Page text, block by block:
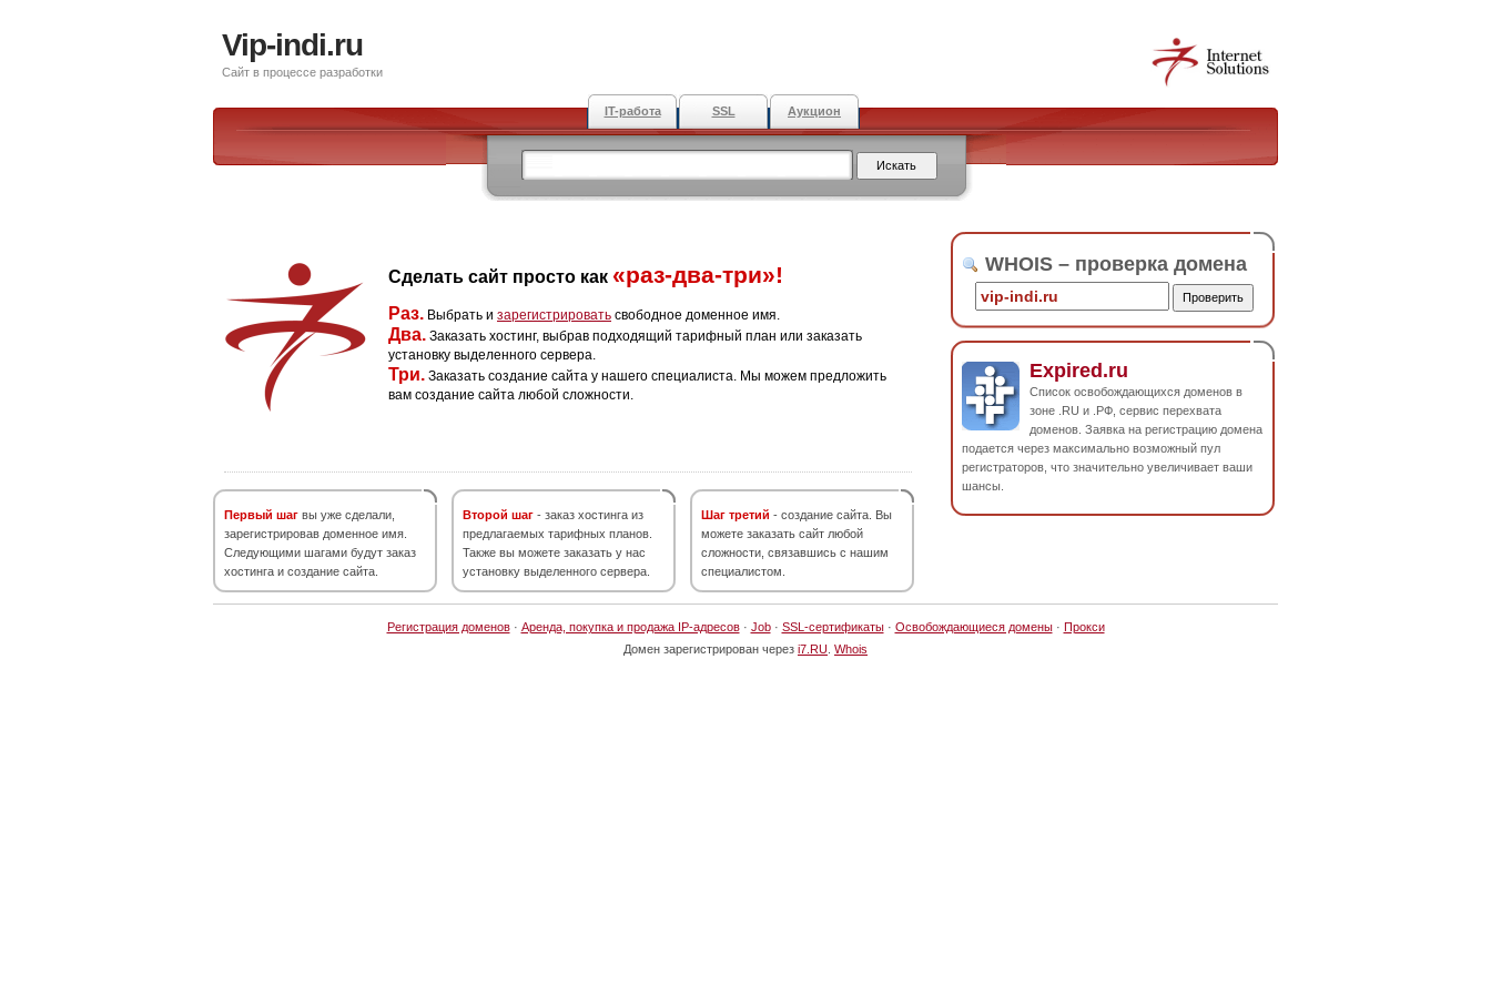
Vip-indi.ru
Сайт в процессе разработки
IT-работа SSL Аукцион
Сделать сайт просто как «раз-два-три»!
Раз. Выбрать и зарегистрировать свободное доменное имя.
Два. Заказать хостинг, выбрав подходящий тарифный план или заказать
установку выделенного сервера.
Три. Заказать создание сайта у нашего специалиста. Мы можем предложить
вам создание сайта любой сложности.
Первый шаг вы уже сделали,
зарегистрировав доменное имя.
Следующими шагами будут заказ
хостинга и создание сайта.
Второй шаг - заказ хостинга из
предлагаемых тарифных планов.
Также вы можете заказать у нас
установку выделенного сервера.
Шаг третий - создание сайта. Вы
можете заказать сайт любой
сложности, связавшись с нашим
специалистом.
WHOIS – проверка домена
Expired.ru
Список освобождающихся доменов в
зоне .RU и .РФ, сервис перехвата
доменов. Заявка на регистрацию домена
подается через максимально возможный пул
регистраторов, что значительно увеличивает ваши
шансы.
Регистрация доменов· Аренда, покупка и продажа IP-адресов· Job· SSL-сертификаты· Освобождающиеся домены· Прокси
Домен зарегистрирован через i7.RU Whois